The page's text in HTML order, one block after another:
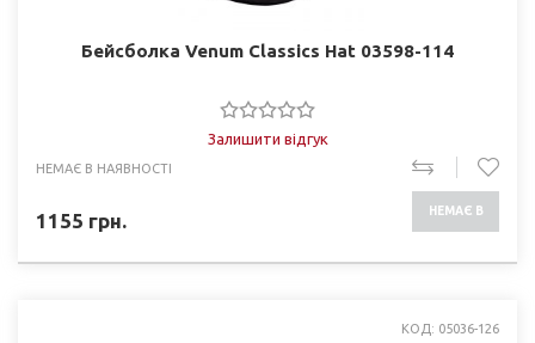
Бейсболка Venum Classics Hat 03598-114
Залишити відгук
НЕМАЄ В НАЯВНОСТІ
1155 грн. НЕМАЄ В
КОД: 05036-126